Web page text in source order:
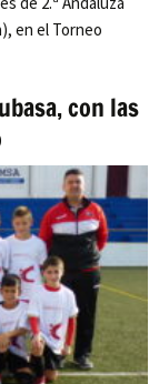
en el Torneo
con las